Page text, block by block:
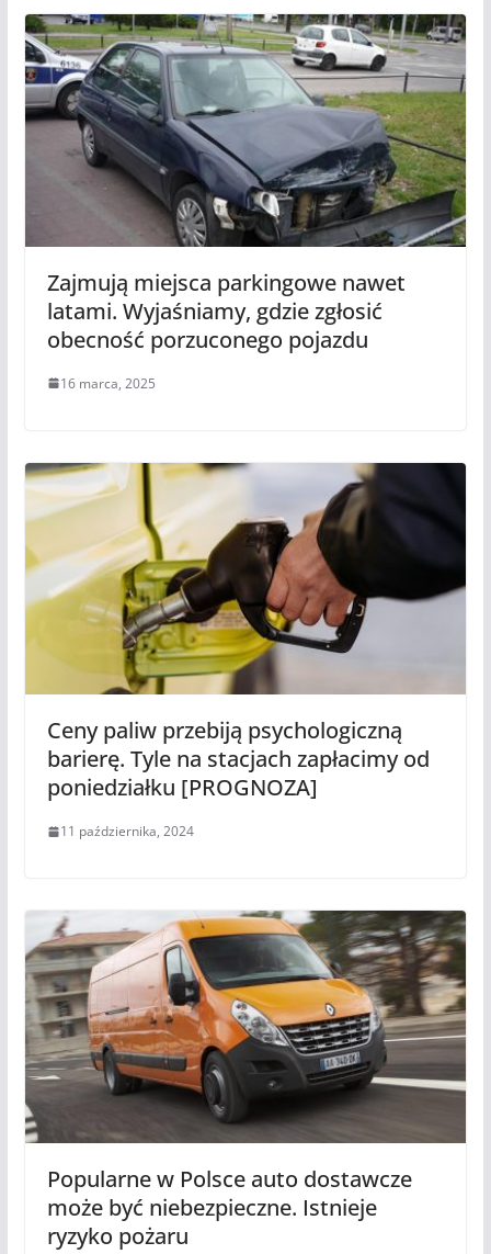
Zajmują miejsca parkingowe nawet
latami. Wyjaśniamy, gdzie zgłosić
obecność porzuconego pojazdu
16 marca, 2025
Ceny paliw przebiją psychologiczną
barierę. Tyle na stacjach zapłacimy od
poniedziałku [PROGNOZA]
11 października, 2024
Popularne w Polsce auto dostawcze
może być niebezpieczne. Istnieje
ryzyko pożaru